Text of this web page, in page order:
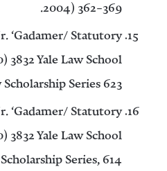
2004) 362–369.
‘Gadamer/ Statutory
Yale Law School
Series 623.
‘Gadamer/ Statutory
Yale Law School
Series, 614.